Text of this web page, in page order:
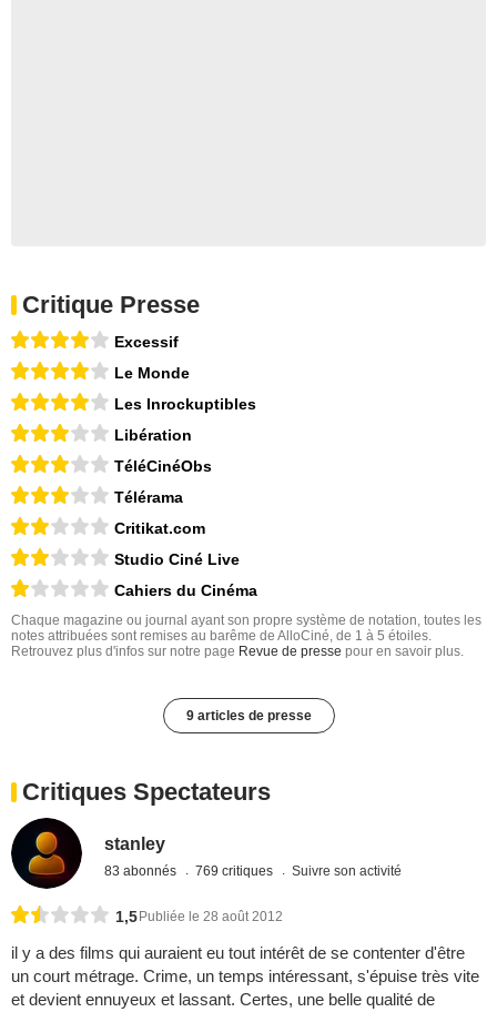
Critique Presse
Excessif
Le Monde
Les Inrockuptibles
Libération
TéléCinéObs
Télérama
Critikat.com
Studio Ciné Live
Cahiers du Cinéma
Chaque magazine ou journal ayant son propre système de notation, toutes les
notes attribuées sont remises au barême de AlloCiné, de 1 à 5 étoiles.
Retrouvez plus d'infos sur notre page Revue de presse pour en savoir plus.
9 articles de presse
Critiques Spectateurs
stanley
83 abonnés 769 critiques Suivre son activité
1,5 Publiée le 28 août 2012
il y a des films qui auraient eu tout intérêt de se contenter d'être
un court métrage. Crime, un temps intéressant, s'épuise très vite
et devient ennuyeux et lassant. Certes, une belle qualité de